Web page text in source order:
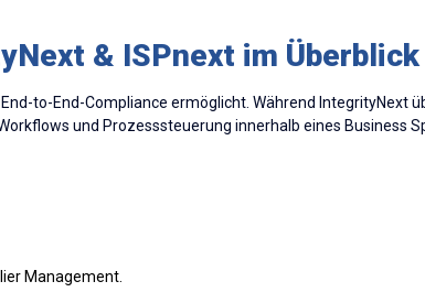
& ISPnext im Überblick
to-End-Compliance ermöglicht. Während IntegrityNext
und Prozesssteuerung innerhalb eines Business
Management.